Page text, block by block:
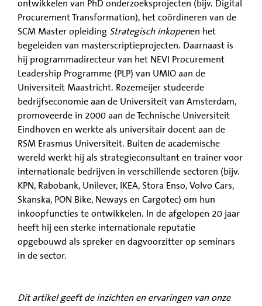
ontwikkelen van PhD onderzoeksprojecten (bijv. Digital
Procurement Transformation), het coördineren van de
SCM Master opleiding Strategisch inkopenen het
begeleiden van masterscriptieprojecten. Daarnaast is
hij programmadirecteur van het NEVI Procurement
Leadership Programme (PLP) van UMIO aan de
Universiteit Maastricht. Rozemeijer studeerde
bedrijfseconomie aan de Universiteit van Amsterdam,
promoveerde in 2000 aan de Technische Universiteit
Eindhoven en werkte als universitair docent aan de
RSM Erasmus Universiteit. Buiten de academische
wereld werkt hij als strategieconsultant en trainer voor
internationale bedrijven in verschillende sectoren (bijv.
KPN, Rabobank, Unilever, IKEA, Stora Enso, Volvo Cars,
Skanska, PON Bike, Neways en Cargotec) om hun
inkoopfuncties te ontwikkelen. In de afgelopen 20 jaar
heeft hij een sterke internationale reputatie
opgebouwd als spreker en dagvoorzitter op seminars
in de sector.
Dit artikel geeft de inzichten en ervaringen van onze